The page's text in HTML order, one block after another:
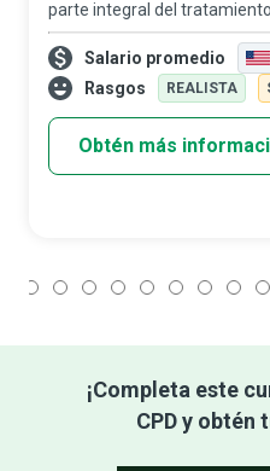
parte integral del tratamiento
y una ayuda crucial para la
Es una tarea compleja
los pacientes de un centro
Salario promedio
Rasgos
REALISTA
Obtén más
¡Completa este
CPD y obtén